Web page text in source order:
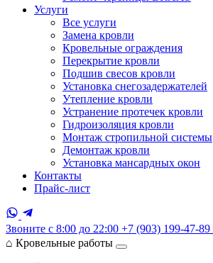
Услуги
Все услуги
Замена кровли
Кровельные ограждения
Перекрытие кровли
Подшив свесов кровли
Установка снегозадержателей
Утепление кровли
Устранение протечек кровли
Гидроизоляция кровли
Монтаж стропильной системы
Демонтаж кровли
Установка мансардных окон
Контакты
Прайс-лист
Звоните с 8:00 до 22:00 +7 (903) 199-47-89
⌂ Кровельные работы